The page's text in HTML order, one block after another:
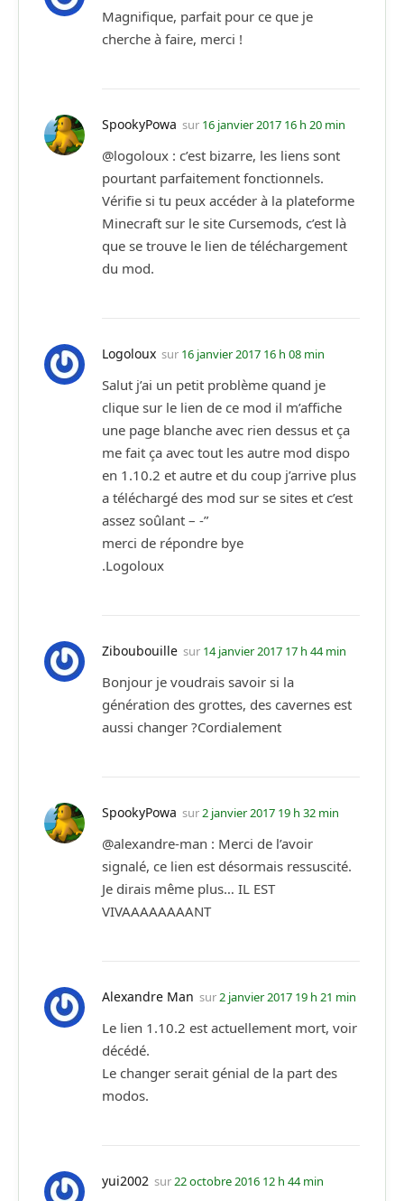
Magnifique, parfait pour ce que je
cherche à faire, merci !
SpookyPowa sur 16 janvier 2017 16 h 20 min
@logoloux : c’est bizarre, les liens sont
pourtant parfaitement fonctionnels.
Vérifie si tu peux accéder à la plateforme
Minecraft sur le site Cursemods, c’est là
que se trouve le lien de téléchargement
du mod.
Logoloux sur 16 janvier 2017 16 h 08 min
Salut j’ai un petit problème quand je
clique sur le lien de ce mod il m’affiche
une page blanche avec rien dessus et ça
me fait ça avec tout les autre mod dispo
en 1.10.2 et autre et du coup j’arrive plus
a téléchargé des mod sur se sites et c’est
assez soûlant – -”
merci de répondre bye
.Logoloux
Ziboubouille sur 14 janvier 2017 17 h 44 min
Bonjour je voudrais savoir si la
génération des grottes, des cavernes est
aussi changer ?Cordialement
SpookyPowa sur2 janvier 2017 19 h 32 min
@alexandre-man : Merci de l’avoir
signalé, ce lien est désormais ressuscité.
Je dirais même plus… IL EST
VIVAAAAAAAANT
Alexandre Man sur2 janvier 2017 19 h 21 min
Le lien 1.10.2 est actuellement mort, voir
décédé.
Le changer serait génial de la part des
modos.
yui2002 sur22 octobre 2016 12 h 44 min